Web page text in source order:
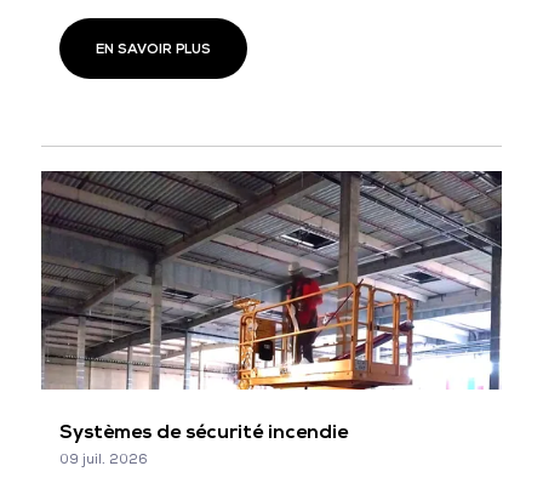
EN SAVOIR PLUS
Systèmes de sécurité incendie
09 juil. 2026